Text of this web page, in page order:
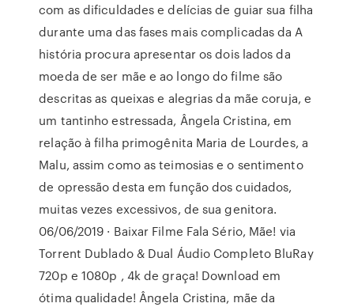
com as dificuldades e delícias de guiar sua filha
durante uma das fases mais complicadas da A
história procura apresentar os dois lados da
moeda de ser mãe e ao longo do filme são
descritas as queixas e alegrias da mãe coruja, e
um tantinho estressada, Ângela Cristina, em
relação à filha primogênita Maria de Lourdes, a
Malu, assim como as teimosias e o sentimento
de opressão desta em função dos cuidados,
muitas vezes excessivos, de sua genitora.
06/06/2019 · Baixar Filme Fala Sério, Mãe! via
Torrent Dublado & Dual Áudio Completo BluRay
720p e 1080p , 4k de graça! Download em
ótima qualidade! Ângela Cristina, mãe da